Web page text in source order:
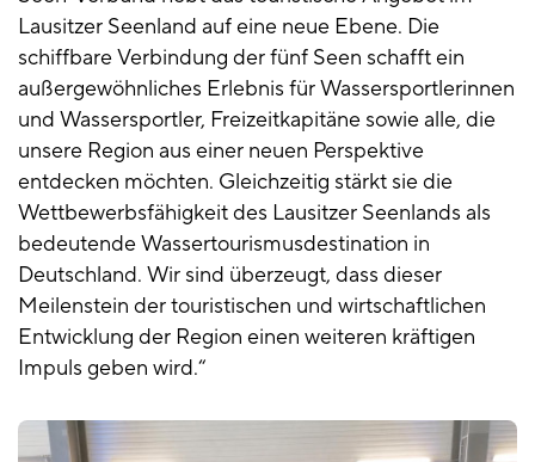
Lausitzer Seenland auf eine neue Ebene. Die
schiffbare Verbindung der fünf Seen schafft ein
außergewöhnliches Erlebnis für Wassersportlerinnen
und Wassersportler, Freizeitkapitäne sowie alle, die
unsere Region aus einer neuen Perspektive
entdecken möchten. Gleichzeitig stärkt sie die
Wettbewerbsfähigkeit des Lausitzer Seenlands als
bedeutende Wassertourismusdestination in
Deutschland. Wir sind überzeugt, dass dieser
Meilenstein der touristischen und wirtschaftlichen
Entwicklung der Region einen weiteren kräftigen
Impuls geben wird.“